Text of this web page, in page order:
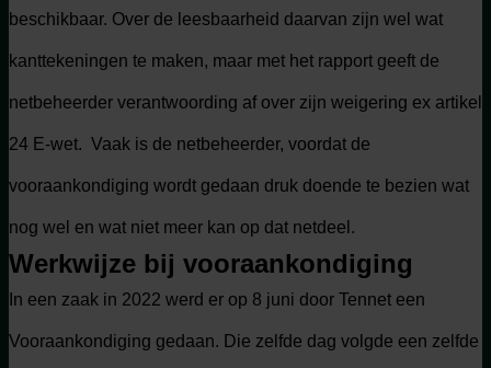
beschikbaar. Over de leesbaarheid daarvan zijn wel wat
kanttekeningen te maken, maar met het rapport geeft de
netbeheerder verantwoording af over zijn weigering ex artikel
24 E-wet. Vaak is de netbeheerder, voordat de
vooraankondiging wordt gedaan druk doende te bezien wat
nog wel en wat niet meer kan op dat netdeel.
Werkwijze bij vooraankondiging
In een zaak in 2022 werd er op 8 juni door Tennet een
Vooraankondiging gedaan. Die zelfde dag volgde een zelfde